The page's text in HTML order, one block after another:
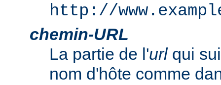
http://
chemin-URL
La partie de l'urlqui
nom d'hôte comme